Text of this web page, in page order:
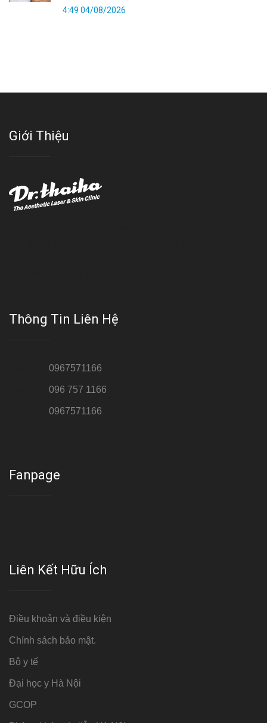
4:49 04/08/2026
Giới Thiệu
Thông Tin Liên Hệ
0967571166
096 757 1166
0967571166
Fanpage
Liên Kết Hữu Ích
Điều khoản và điều kiện
Chính sách bảo mật.
Bộ y tế
Đại học y Hà Nội
GCOP